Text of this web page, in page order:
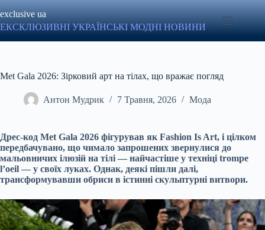
до
вмісту
exclusive ua
ЕКСКЛЮЗИВНІ УКРАЇНСЬКІ МОДНІ НОВИНИ
Met Gala 2026: Зірковий арт на тілах, що вражає погляд
Антон Мудрик 7 Травня, 2026 Мода
Дрес-код Met Gala 2026 фігурував як Fashion Is Art, і цілком
передбачувано, що чимало запрошених звернулися до
мальовничих ілюзій на тілі — найчастіше у техніці trompe
l’oeil — у своїх луках. Однак, деякі пішли далі,
трансформувавши обриси в істинні скульптурні витвори.